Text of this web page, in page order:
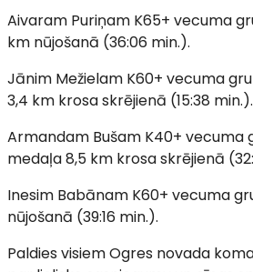
Aivaram Puriņam K65+ vecuma
km nūjošanā (36:06 min.).
Jānim Mežielam K60+ vecuma
3,4 km krosa skrējienā (15:38 min.).
Armandam Bušam K40+ vecuma
medaļa 8,5 km krosa skrējienā
Inesim Babānam K60+ vecuma
nūjošanā (39:16 min.).
Paldies visiem Ogres novada